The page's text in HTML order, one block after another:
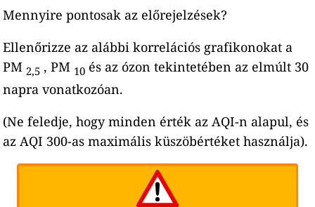
Mennyire pontosak az előrejelzések?
Ellenőrizze az alábbi korrelációs grafikonokat a
PM 2,5 , PM 10 és az ózon tekintetében az elmúlt 30
napra vonatkozóan.
(Ne feledje, hogy minden érték az AQI-n alapul, és
az AQI 300-as maximális küszöbértéket használja).